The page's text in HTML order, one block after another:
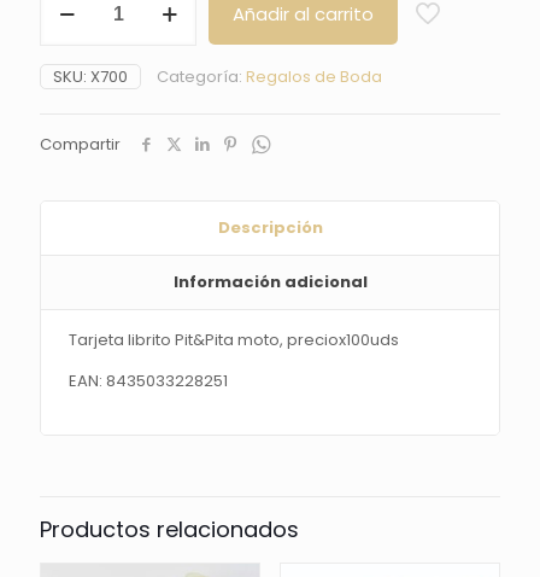
librito
moto,
preciox100uds
Añadir al carrito
SKU: X700 Categoría: Regalos de Boda
Compartir
Descripción
Información adicional
Tarjeta librito Pit&Pita moto, preciox100uds
EAN: 8435033228251
Productos relacionados